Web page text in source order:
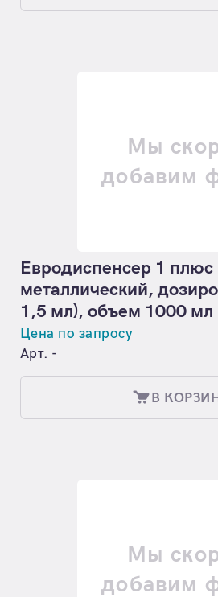
Мы
добавим
Евродиспенсер 1 плюс
металлический,
1,5 мл), объем 1000 мл
Цена по запросу
Арт. -
В
Мы
добавим